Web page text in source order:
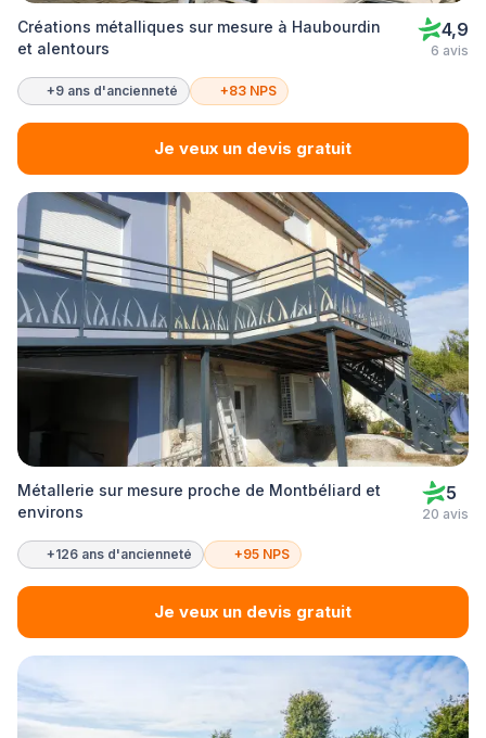
Créations métalliques sur mesure à Haubourdin
et alentours
4,9
6 avis
+9 ans d'ancienneté +83 NPS
Je veux un devis gratuit
Métallerie sur mesure proche de Montbéliard et
environs
5
20 avis
+126 ans d'ancienneté +95 NPS
Je veux un devis gratuit